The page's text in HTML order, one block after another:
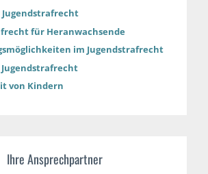
für Heranwachsende
im Jugendstrafrecht
von Kindern
Ihre Ansprechpartner